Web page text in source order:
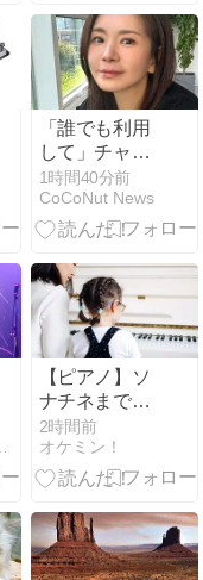
「誰でも利用
して」チャ
ン・ソヒ、復
帰後に明かさ
れた驚きの事
1時間40分前
CoCoNut News
【ピアノ】ソ
ナチネまで何
年かかる？大
人・子供の目
安と練習法
2時間前
オケミン！